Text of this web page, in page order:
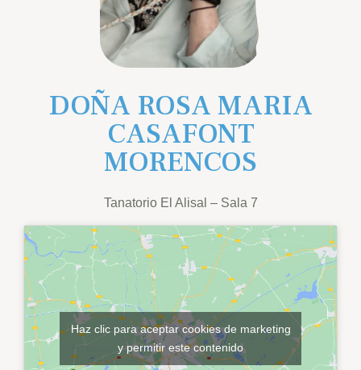
DOÑA ROSA MARIA
CASAFONT
MORENCOS
Tanatorio El Alisal – Sala 7
Haz clic para aceptar cookies de marketing
y permitir este contenido